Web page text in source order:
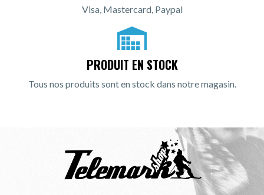
Visa, Mastercard, Paypal
PRODUIT EN STOCK
Tous nos produits sont en stock dans notre magasin.